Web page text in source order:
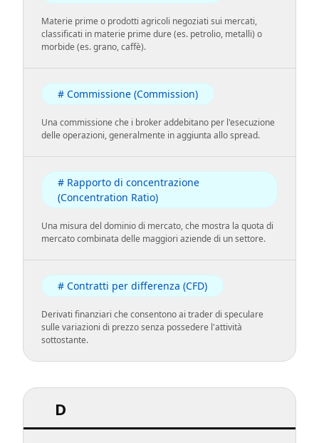
Materie prime o prodotti agricoli negoziati sui mercati,
classificati in materie prime dure (es. petrolio, metalli) o
morbide (es. grano, caffè).
# Commissione (Commission)
Una commissione che i broker addebitano per l'esecuzione
delle operazioni, generalmente in aggiunta allo spread.
# Rapporto di concentrazione
(Concentration Ratio)
Una misura del dominio di mercato, che mostra la quota di
mercato combinata delle maggiori aziende di un settore.
# Contratti per differenza (CFD)
Derivati finanziari che consentono ai trader di speculare
sulle variazioni di prezzo senza possedere l'attività
sottostante.
D